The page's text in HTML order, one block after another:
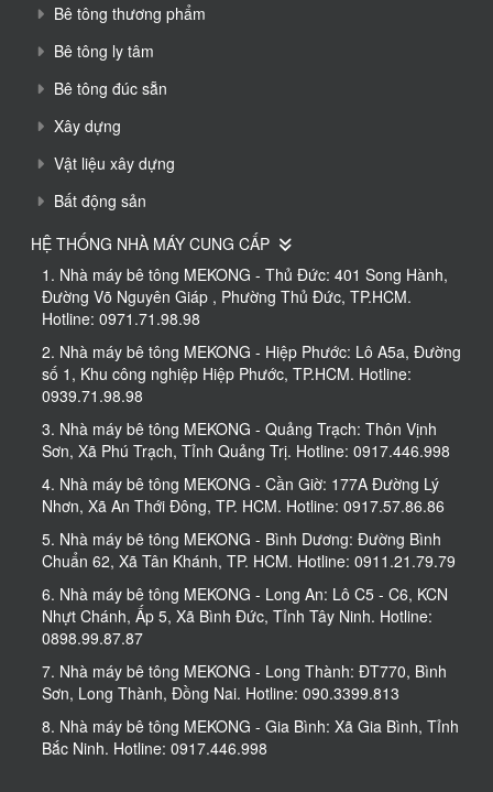
Bê tông thương phẩm
Bê tông ly tâm
Bê tông đúc sẵn
Xây dựng
Vật liệu xây dựng
Bất động sản
HỆ THỐNG NHÀ MÁY CUNG CẤP
1. Nhà máy bê tông MEKONG - Thủ Đức: 401 Song Hành,
Đường Võ Nguyên Giáp , Phường Thủ Đức, TP.HCM.
Hotline: 0971.71.98.98
2. Nhà máy bê tông MEKONG - Hiệp Phước: Lô A5a, Đường
số 1, Khu công nghiệp Hiệp Phước, TP.HCM. Hotline:
0939.71.98.98
3. Nhà máy bê tông MEKONG - Quảng Trạch: Thôn Vịnh
Sơn, Xã Phú Trạch, Tỉnh Quảng Trị. Hotline: 0917.446.998
4. Nhà máy bê tông MEKONG - Cần Giờ: 177A Đường Lý
Nhơn, Xã An Thới Đông, TP. HCM. Hotline: 0917.57.86.86
5. Nhà máy bê tông MEKONG - Bình Dương: Đường Bình
Chuẩn 62, Xã Tân Khánh, TP. HCM. Hotline: 0911.21.79.79
6. Nhà máy bê tông MEKONG - Long An: Lô C5 - C6, KCN
Nhựt Chánh, Ấp 5, Xã Bình Đức, Tỉnh Tây Ninh. Hotline:
0898.99.87.87
7. Nhà máy bê tông MEKONG - Long Thành: ĐT770, Bình
Sơn, Long Thành, Đồng Nai. Hotline: 090.3399.813
8. Nhà máy bê tông MEKONG - Gia Bình: Xã Gia Bình, Tỉnh
Bắc Ninh. Hotline: 0917.446.998